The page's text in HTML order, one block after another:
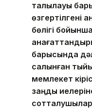
талқылауы
өзгертілгені
бөлігі
барысында
салынған
мемлекет
заңды